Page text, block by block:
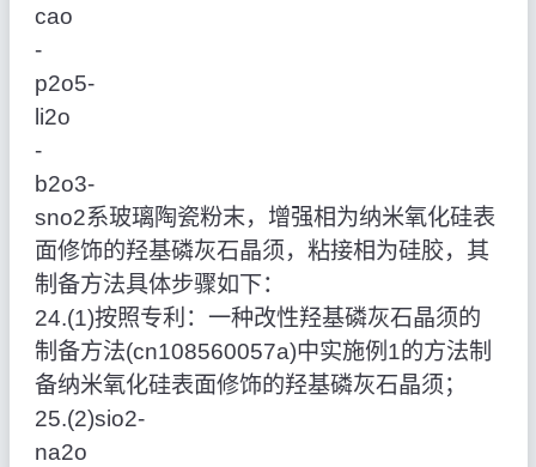
cao
‑
p2o5‑
li2o
‑
b2o3‑
sno2系玻璃陶瓷粉末，增强相为纳米氧化硅表
面修饰的羟基磷灰石晶须，粘接相为硅胶，其
制备方法具体步骤如下：
24.(1)按照专利：一种改性羟基磷灰石晶须的
制备方法(cn108560057a)中实施例1的方法制
备纳米氧化硅表面修饰的羟基磷灰石晶须；
25.(2)sio2‑
na2o